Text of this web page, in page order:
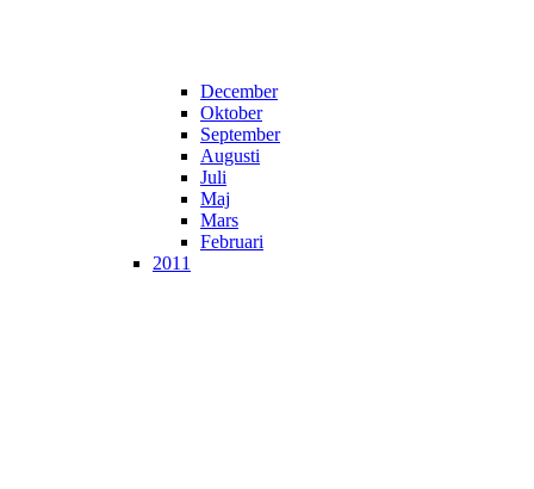
December
Oktober
September
Augusti
Juli
Maj
Mars
Februari
2011